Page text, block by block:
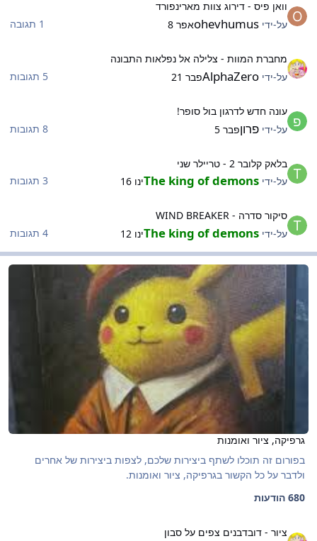
וואן פיס - דירוג צוות מארינפורד
על-ידי ohevhumusאפר 8
1 תגובה
מחברת המוות - צלילה אל נפלאות התבונה
על-ידי AlphaZeroפבר 21
5 תגובות
עונה חדש לדרגון בול סופר!
על-ידי פרוןפבר 5
8 תגובות
בלאק קלובר 2 - טריילר שני
על-ידי The king of demonsינו 16
3 תגובות
סיקור סדרה - WIND BREAKER
על-ידי The king of demonsינו 12 4 תגובות
גרפיקה, ציור ואומנות
גרפיקה, ציור ואומנות
גרפיקה, ציור ואומנות
בפורום זה תוכלו לשתף ביצירות שלכם, לצפות ביצירות של אחרים
ולדבר על כל הקשור בגרפיקה, ציור ואומנות.
680 הודעות
ציור - דובדבנים צפים על סבון